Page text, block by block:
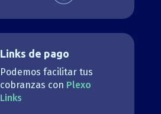
Links de pago
Podemos facilitar tus
cobranzas con Plexo
Links